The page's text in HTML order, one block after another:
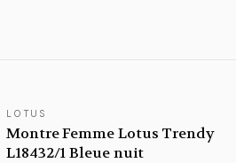
LOTUS
Montre Femme Lotus Trendy
L18432/1 Bleue nuit